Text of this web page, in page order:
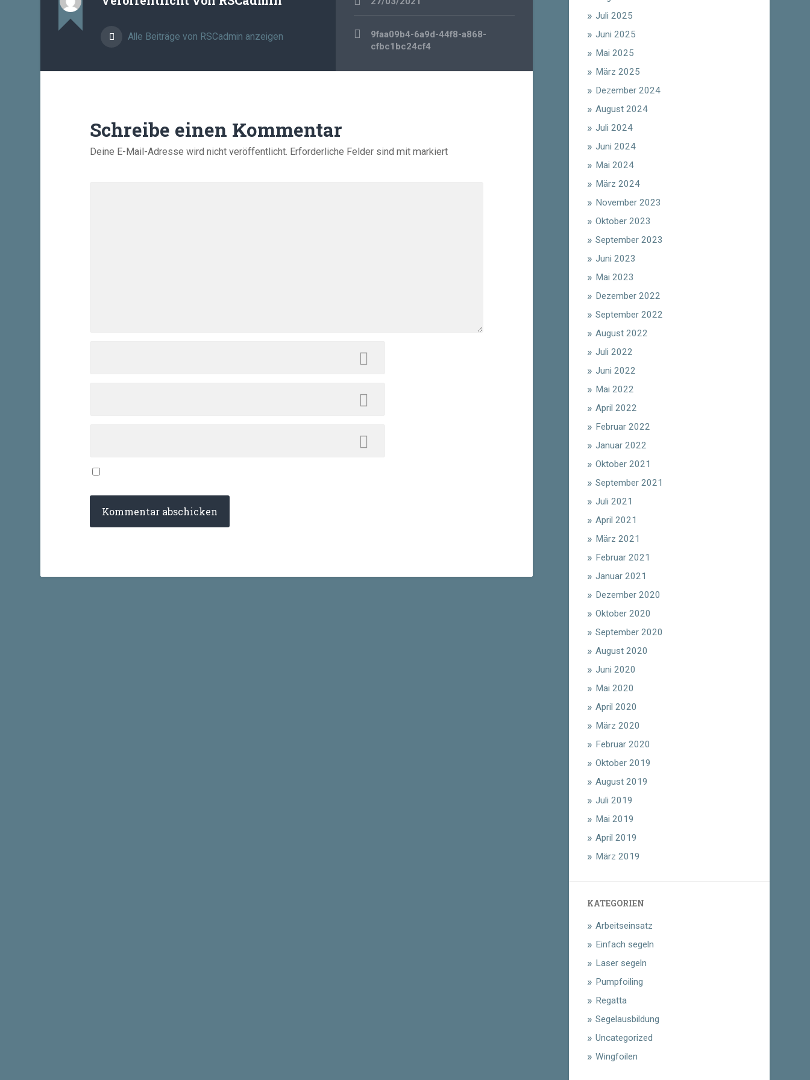
Alle Beiträge von RSCadmin anzeigen Beitragsnavigation
9faa09b4-6a9d-44f8-a868-
cfbc1bc24cf4
Schreibe einen Kommentar
Deine E-Mail-Adresse wird nicht veröffentlicht. Erforderliche Felder sind mit markiert
Juli 2025
Juni 2025
Mai 2025
März 2025
Dezember 2024
August 2024
Juli 2024
Juni 2024
Mai 2024
März 2024
November 2023
Oktober 2023
September 2023
Juni 2023
Mai 2023
Dezember 2022
September 2022
August 2022
Juli 2022
Juni 2022
Mai 2022
April 2022
Februar 2022
Januar 2022
Oktober 2021
September 2021
Juli 2021
April 2021
März 2021
Februar 2021
Januar 2021
Dezember 2020
Oktober 2020
September 2020
August 2020
Juni 2020
Mai 2020
April 2020
März 2020
Februar 2020
Oktober 2019
August 2019
Juli 2019
Mai 2019
April 2019
März 2019
KATEGORIEN
Arbeitseinsatz
Einfach segeln
Laser segeln
Pumpfoiling
Regatta
Segelausbildung
Uncategorized
Wingfoilen